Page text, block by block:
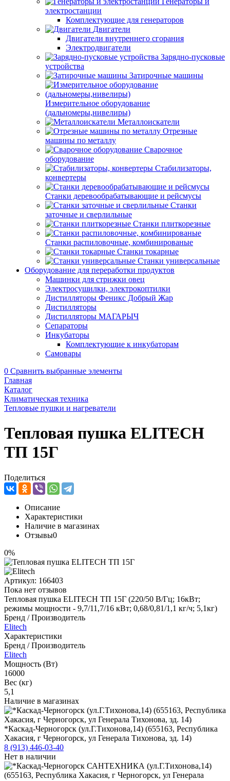
электростанции
Комплектующие для генераторов
Двигатели
Двигатели внутреннего сгорания
Электродвигатели
Зарядно-пусковые
устройства
Затирочные машины
Измерительное оборудование
(дальномеры,нивелиры)
Металлоискатели
Отрезные
машины по металлу
Сварочное
оборудование
Стабилизаторы,
конвертеры
Станки деревообрабатывающие и рейсмусы
Станки
заточные и сверлильные
Станки плиткорезные
Станки распиловочные, комбинированые
Станки токарные
Станки универсальные
Оборудование для переработки продуктов
Машинки для стрижки овец
Электросушилки, электрокоптилки
Дистилляторы Феникс Добрый Жар
Дистилляторы
Дистилляторы МАГАРЫЧ
Сепараторы
Инкубаторы
Комплектующие к инкубаторам
Самовары
0 Сравнить выбранные элементы
Главная
Каталог
Климатическая техника
Тепловые пушки и нагреватели
Тепловая пушка ELITECH
ТП 15Г
Поделиться
Описание
Характеристики
Наличие в магазинах
Отзывы0
0%
Артикул: 166403
Пока нет отзывов
Тепловая пушка ELITECH ТП 15Г (220/50 В/Гц; 16кВт;
режимы мощности - 9,7/11,7/16 кВт; 0,68/0,81/1,1 кг/ч; 5,1кг)
Бренд / Производитель
Elitech
Характеристики
Бренд / Производитель
Elitech
Мощность (Вт)
16000
Вес (кг)
5,1
Наличие в магазинах
*Каскад-Черногорск (ул.Г.Тихонова,14) (655163, Республика
Хакасия, г Черногорск, ул Генерала Тихонова, зд. 14)
8 (913) 446-03-40
Нет в наличии